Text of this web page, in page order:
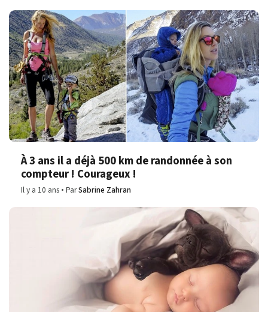
À 3 ans il a déjà 500 km de randonnée à son
compteur ! Courageux !
Il y a 10 ans ParSabrine Zahran